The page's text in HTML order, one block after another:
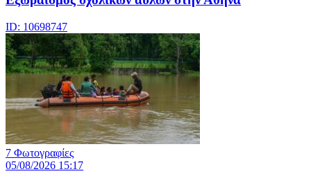
ID: 10698747
7 Φωτογραφίες
05/08/2026 15:17